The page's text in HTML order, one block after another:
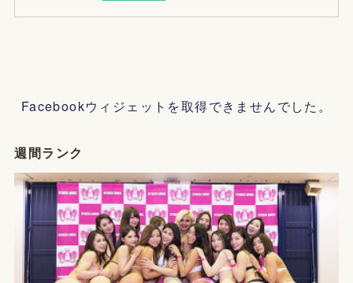
Facebookウィジェットを取得できませんでした。
週間ランク